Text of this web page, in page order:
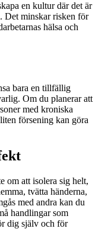
en kultur där det är
Det minskar risken för
hälsa och
bara en tillfällig
Om du planerar att
med kroniska
försening kan göra
om att isolera sig helt,
tvätta händerna,
med andra kan du
handlingar som
dig själv och för